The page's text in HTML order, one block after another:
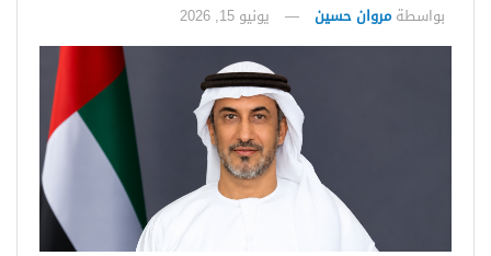
بواسطة مروان حسين يونيو 15, 2026